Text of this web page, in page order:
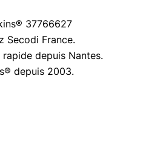
37766627
Secodi France.
depuis Nantes.
depuis 2003.